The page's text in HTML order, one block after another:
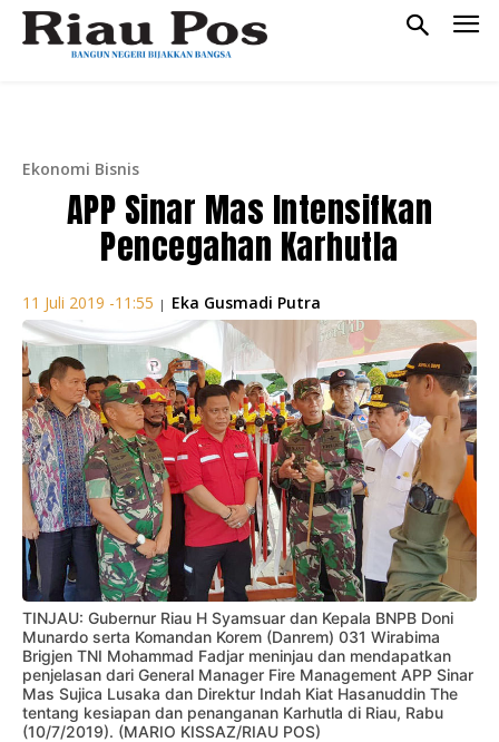
Ekonomi Bisnis
APP Sinar Mas Intensifkan
Pencegahan Karhutla
11 Juli 2019 -11:55 | Eka Gusmadi Putra
TINJAU: Gubernur Riau H Syamsuar dan Kepala BNPB Doni
Munardo serta Komandan Korem (Danrem) 031 Wirabima
Brigjen TNI Mohammad Fadjar meninjau dan mendapatkan
penjelasan dari General Manager Fire Management APP Sinar
Mas Sujica Lusaka dan Direktur Indah Kiat Hasanuddin The
tentang kesiapan dan penanganan Karhutla di Riau, Rabu
(10/7/2019). (MARIO KISSAZ/RIAU POS)